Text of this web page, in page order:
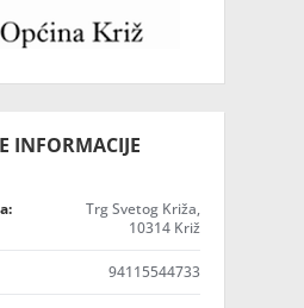
INFORMACIJE
Trg Svetog Križa,
10314 Križ
94115544733